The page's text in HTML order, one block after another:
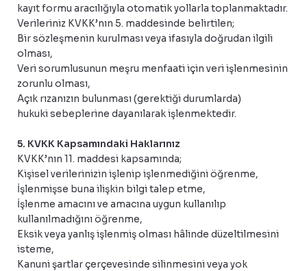
kayıt formu aracılığıyla otomatik yollarla toplanmaktadır.
Verileriniz KVKK’nın 5. maddesinde belirtilen;
Bir sözleşmenin kurulması veya ifasıyla doğrudan ilgili
olması,
Veri sorumlusunun meşru menfaati için veri işlenmesinin
zorunlu olması,
Açık rızanızın bulunması (gerektiği durumlarda)
hukuki sebeplerine dayanılarak işlenmektedir.
5. KVKK Kapsamındaki Haklarınız
KVKK’nın 11. maddesi kapsamında;
Kişisel verilerinizin işlenip işlenmediğini öğrenme,
İşlenmişse buna ilişkin bilgi talep etme,
İşlenme amacını ve amacına uygun kullanılıp
kullanılmadığını öğrenme,
Eksik veya yanlış işlenmiş olması hâlinde düzeltilmesini
isteme,
Kanuni şartlar çerçevesinde silinmesini veya yok